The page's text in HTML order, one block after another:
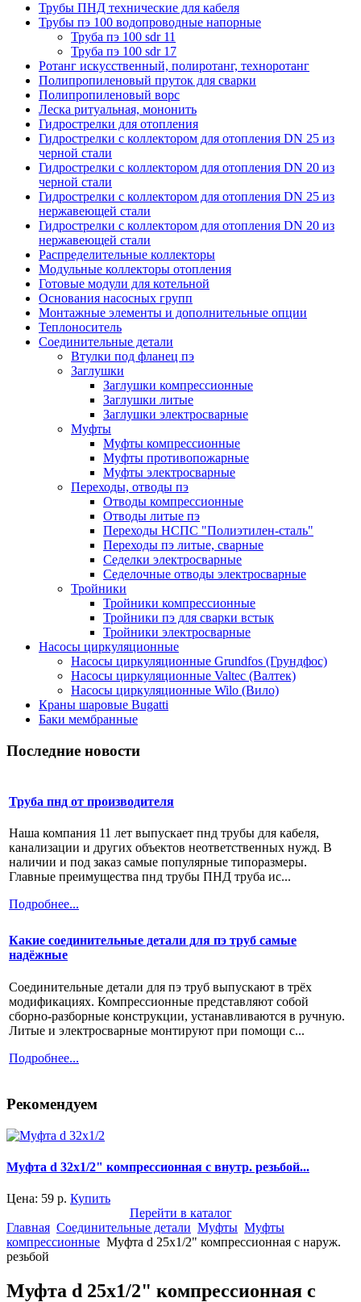
Трубы ПНД технические для кабеля
Трубы пэ 100 водопроводные напорные
Труба пэ 100 sdr 11
Труба пэ 100 sdr 17
Ротанг искусственный, полиротанг, техноротанг
Полипропиленовый пруток для сварки
Полипропиленовый ворс
Леска ритуальная, мононить
Гидрострелки для отопления
Гидрострелки с коллектором для отопления DN 25 из
черной стали
Гидрострелки с коллектором для отопления DN 20 из
черной стали
Гидрострелки с коллектором для отопления DN 25 из
нержавеющей стали
Гидрострелки с коллектором для отопления DN 20 из
нержавеющей стали
Распределительные коллекторы
Модульные коллекторы отопления
Готовые модули для котельной
Основания насосных групп
Монтажные элементы и дополнительные опции
Теплоноситель
Соединительные детали
Втулки под фланец пэ
Заглушки
Заглушки компрессионные
Заглушки литые
Заглушки электросварные
Муфты
Муфты компрессионные
Муфты противопожарные
Муфты электросварные
Переходы, отводы пэ
Отводы компрессионные
Отводы литые пэ
Переходы НСПС "Полиэтилен-сталь"
Переходы пэ литые, сварные
Седелки электросварные
Седелочные отводы электросварные
Тройники
Тройники компрессионные
Тройники пэ для сварки встык
Тройники электросварные
Насосы циркуляционные
Насосы циркуляционные Grundfos (Грундфос)
Насосы циркуляционные Valtec (Валтек)
Насосы циркуляционные Wilo (Вило)
Краны шаровые Bugatti
Баки мембранные
Последние новости
Труба пнд от производителя
Наша компания 11 лет выпускает пнд трубы для кабеля,
канализации и других объектов неответственных нужд. В
наличии и под заказ самые популярные типоразмеры.
Главные преимущества пнд трубы ПНД труба ис...
Подробнее...
Какие соединительные детали для пэ труб самые
надёжные
Соединительные детали для пэ труб выпускают в трёх
модификациях. Компрессионные представляют собой
сборно-разборные конструкции, устанавливаются в ручную.
Литые и электросварные монтируют при помощи с...
Подробнее...
Рекомендуем
Муфта d 32x1/2" компрессионная с внутр. резьбой...
Цена: 59 р. Купить
Перейти в каталог
Главная Соединительные детали Муфты Муфты
компрессионные Муфта d 25x1/2" компрессионная с наруж.
резьбой
Муфта d 25x1/2" компрессионная с